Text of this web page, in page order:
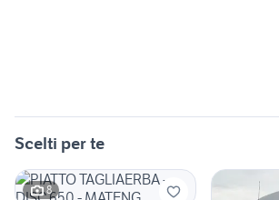
Scelti per te
8